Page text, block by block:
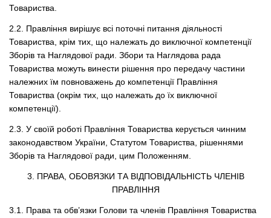
Товариства.
2.2. Правління вирішує всі поточні питання діяльності
Товариства, крім тих, що належать до виключної компетенції
Зборів та Наглядової ради. Збори та Наглядова рада
Товариства можуть винести рішення про передачу частини
належних їм повноважень до компетенції Правління
Товариства (окрім тих, що належать до їх виключної
компетенції).
2.3. У своїй роботі Правління Товариства керується чинним
законодавством України, Статутом Товариства, рішеннями
Зборів та Наглядової ради, цим Положенням.
3. ПРАВА, ОБОВЯЗКИ ТА ВІДПОВІДАЛЬНІСТЬ ЧЛЕНІВ
ПРАВЛІННЯ
3.1. Права та обв’язки Голови та членів Правління Товариства